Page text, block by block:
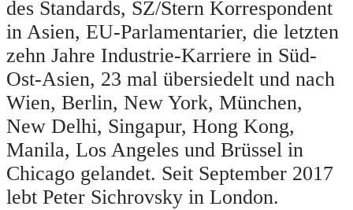
des Standards, SZ/Stern Korrespondent
in Asien, EU-Parlamentarier, die letzten
zehn Jahre Industrie-Karriere in Süd-
Ost-Asien, 23 mal übersiedelt und nach
Wien, Berlin, New York, München,
New Delhi, Singapur, Hong Kong,
Manila, Los Angeles und Brüssel in
Chicago gelandet. Seit September 2017
lebt Peter Sichrovsky in London.